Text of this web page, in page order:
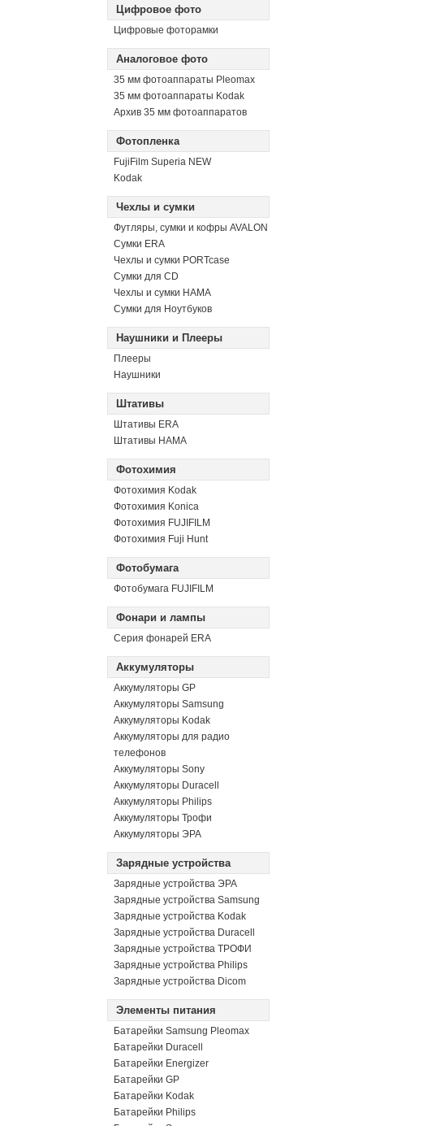
Цифровое фото
Цифровые фоторамки
Аналоговое фото
35 мм фотоаппараты Pleomax
35 мм фотоаппараты Kodak
Архив 35 мм фотоаппаратов
Фотопленка
FujiFilm Superia NEW
Kodak
Чехлы и сумки
Футляры, сумки и кофры AVALON
Сумки ERA
Чехлы и сумки PORTcase
Сумки для CD
Чехлы и сумки HAMA
Сумки для Ноутбуков
Наушники и Плееры
Плееры
Наушники
Штативы
Штативы ERA
Штативы HAMA
Фотохимия
Фотохимия Kodak
Фотохимия Konica
Фотохимия FUJIFILM
Фотохимия Fuji Hunt
Фотобумага
Фотобумага FUJIFILM
Фонари и лампы
Серия фонарей ERA
Аккумуляторы
Аккумуляторы GP
Аккумуляторы Samsung
Аккумуляторы Kodak
Аккумуляторы для радио
телефонов
Аккумуляторы Sony
Аккумуляторы Duracell
Аккумуляторы Philips
Аккумуляторы Трофи
Аккумуляторы ЭРА
Зарядные устройства
Зарядные устройства ЭРА
Зарядные устройства Samsung
Зарядные устройства Kodak
Зарядные устройства Duracell
Зарядные устройства ТРОФИ
Зарядные устройства Philips
Зарядные устройства Dicom
Элементы питания
Батарейки Samsung Pleomax
Батарейки Duracell
Батарейки Energizer
Батарейки GP
Батарейки Kodak
Батарейки Philips